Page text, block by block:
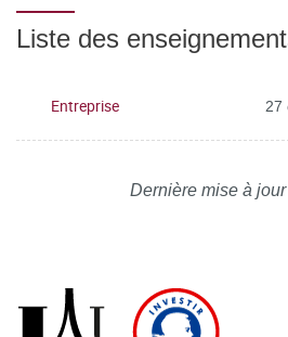
Liste des
Entreprise 27
Dernière mise à